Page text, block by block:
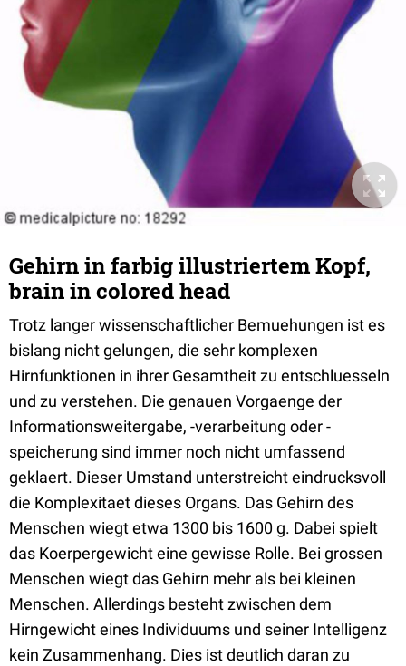
Gehirn in farbig illustriertem Kopf,
brain in colored head
Trotz langer wissenschaftlicher Bemuehungen ist es
bislang nicht gelungen, die sehr komplexen
Hirnfunktionen in ihrer Gesamtheit zu entschluesseln
und zu verstehen. Die genauen Vorgaenge der
Informationsweitergabe, -verarbeitung oder -
speicherung sind immer noch nicht umfassend
geklaert. Dieser Umstand unterstreicht eindrucksvoll
die Komplexitaet dieses Organs. Das Gehirn des
Menschen wiegt etwa 1300 bis 1600 g. Dabei spielt
das Koerpergewicht eine gewisse Rolle. Bei grossen
Menschen wiegt das Gehirn mehr als bei kleinen
Menschen. Allerdings besteht zwischen dem
Hirngewicht eines Individuums und seiner Intelligenz
kein Zusammenhang. Dies ist deutlich daran zu